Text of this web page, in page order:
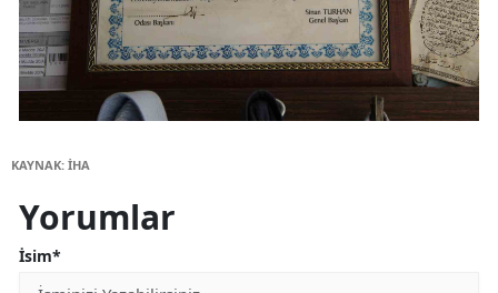
KAYNAK: İHA
Yorumlar
İsim*